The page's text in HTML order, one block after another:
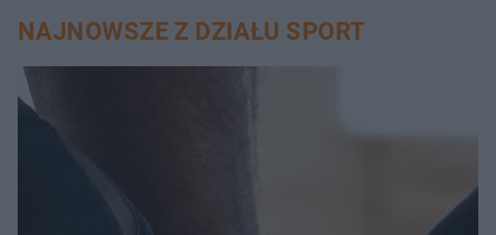
NAJNOWSZE Z DZIAŁU SPORT